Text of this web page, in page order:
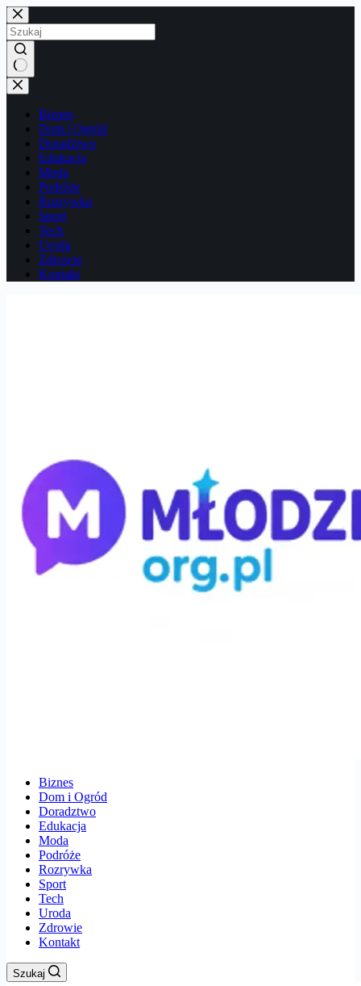
Przejdź
do
treści
Brak
wyników
Biznes
Dom i Ogród
Doradztwo
Edukacja
Moda
Podróże
Rozrywka
Sport
Tech
Uroda
Zdrowie
Kontakt
Biznes
Dom i Ogród
Doradztwo
Edukacja
Moda
Podróże
Rozrywka
Sport
Tech
Uroda
Zdrowie
Kontakt
Szukaj